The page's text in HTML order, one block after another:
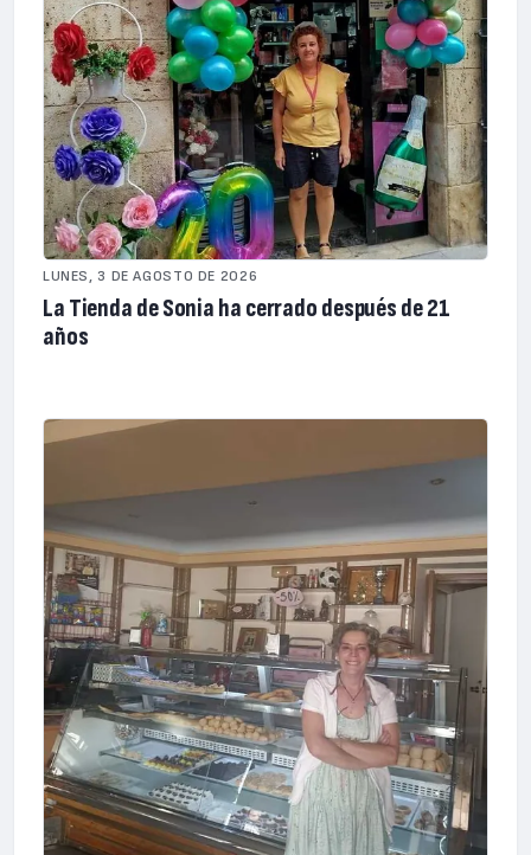
LUNES, 3 DE AGOSTO DE 2026
La Tienda de Sonia ha cerrado después de 21
años